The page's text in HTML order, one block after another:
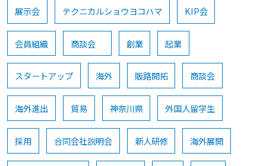
展示会 テクニカルショウヨコハマ KIP会
会員組織 商談会 創業 起業
スタートアップ 海外 販路開拓 商談会
海外進出 貿易 神奈川県 外国人留学生
採用 合同会社説明会 新人研修 海外展開